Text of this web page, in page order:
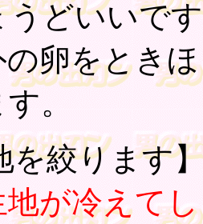
どいいで
の卵をとき
。
を絞ります
地が冷えて